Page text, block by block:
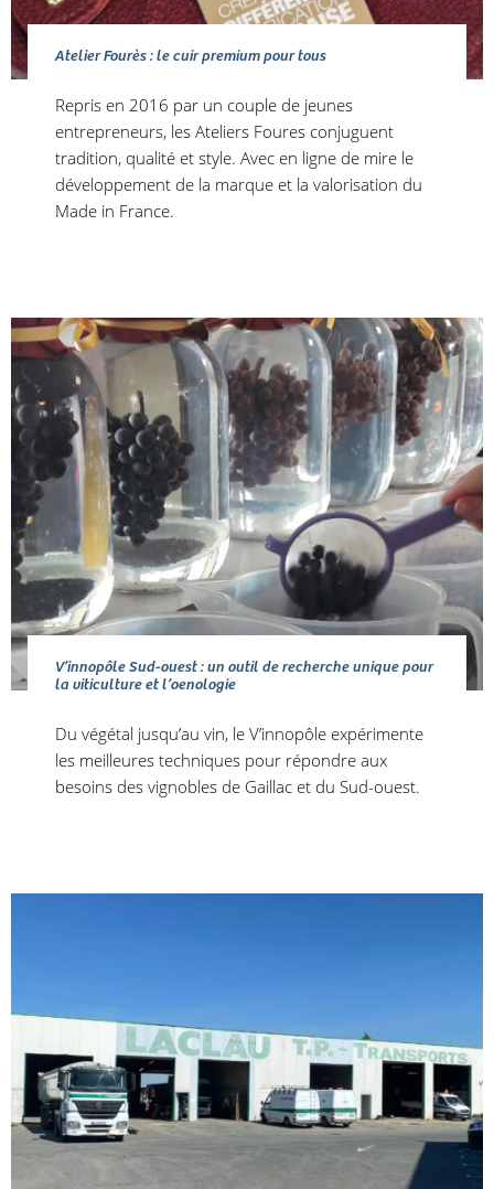
Atelier Fourès : le cuir premium pour tous
Repris en 2016 par un couple de jeunes
entrepreneurs, les Ateliers Foures conjuguent
tradition, qualité et style. Avec en ligne de mire le
développement de la marque et la valorisation du
Made in France.
V’innopôle Sud-ouest : un outil de recherche unique pour
la viticulture et l’oenologie
Du végétal jusqu’au vin, le V’innopôle expérimente
les meilleures techniques pour répondre aux
besoins des vignobles de Gaillac et du Sud-ouest.